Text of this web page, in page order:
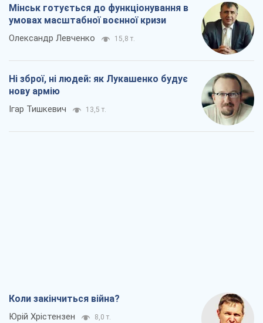
Мінськ готується до функціонування в
умовах масштабної воєнної кризи
Олександр Левченко 15,8 т.
Ні зброї, ні людей: як Лукашенко будує
нову армію
Ігар Тишкевич 13,5 т.
Коли закінчиться війна?
Юрій Хрістензен 8,0 т.